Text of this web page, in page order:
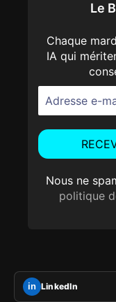
Le
Chaque
IA qui
Nous ne
politique
in LinkedIn